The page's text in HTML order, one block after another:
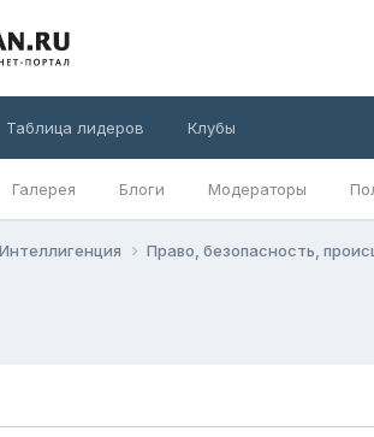
Галерея Блоги Модераторы
Таблица лидеров Клубы
Право, безопасность,